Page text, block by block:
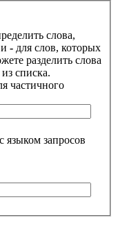
слова,
- для слов, которых
разделить слова
списка.
частичного
языком запросов